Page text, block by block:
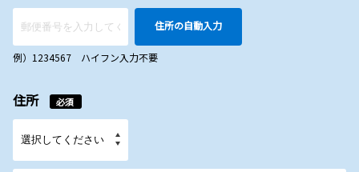
住所の自動入力
例）1234567 ハイフン入力不要
住所 必須